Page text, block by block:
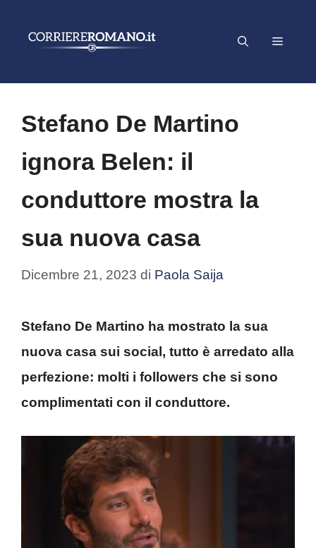
Menu
Stefano De Martino
ignora Belen: il
conduttore mostra la
sua nuova casa
Dicembre 21, 2023 di Paola Saija
Stefano De Martino ha mostrato la sua
nuova casa sui social, tutto è arredato alla
perfezione: molti i followers che si sono
complimentati con il conduttore.